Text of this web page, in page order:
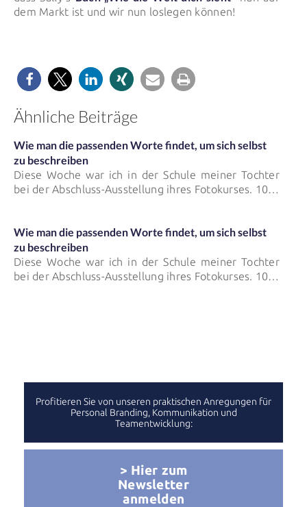
dem Markt ist und wir nun loslegen können!
Ähnliche Beiträge
Wie man die passenden Worte findet, um sich selbst
zu beschreiben
Diese Woche war ich in der Schule meiner Tochter
bei der Abschluss-Ausstellung ihres Fotokurses. 10…
Wie man die passenden Worte findet, um sich selbst
zu beschreiben
Diese Woche war ich in der Schule meiner Tochter
bei der Abschluss-Ausstellung ihres Fotokurses. 10…
Profitieren Sie von unseren praktischen Anregungen für
Personal Branding, Kommunikation und
Teamentwicklung:
> Hier zum
Newsletter
anmelden